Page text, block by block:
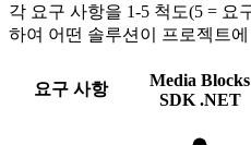
각 요구 사항을 1-5 척도(5 = 요
하여 어떤 솔루션이 프로젝트
요구 사항
Media Blocks
SDK .NET